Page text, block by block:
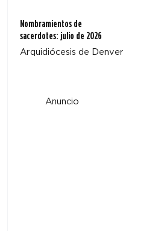
Nombramientos de
sacerdotes: julio de 2026
Arquidiócesis de Denver
Anuncio